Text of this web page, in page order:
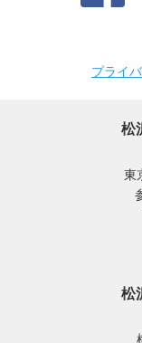
プライ
松
東
松